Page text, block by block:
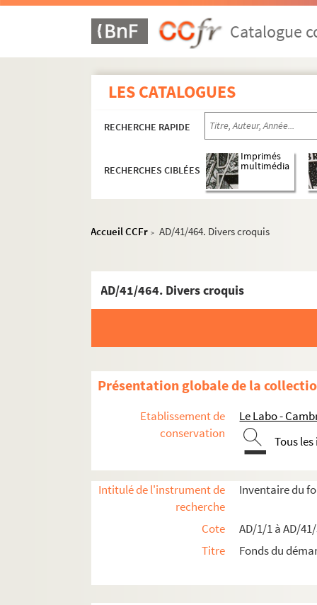
Catalogue
LES CATALOGUES
RECHERCHE RAPIDE
RECHERCHES CIBLÉES
Imprimés
multimédia
Accueil CCFr > AD/41/464. Divers croquis
AD/41/464. Divers croquis
Présentation globale de la
Etablissement de
conservation
Le Labo -
Tous
Intitulé de l'instrument de
recherche
Inventaire du
Cote
AD/1/1 à AD/
Titre
Fonds du
Bâtiments communaux
Aménagements urbains
Mouvement parcellaire
Documents administratifs
Boîte 41